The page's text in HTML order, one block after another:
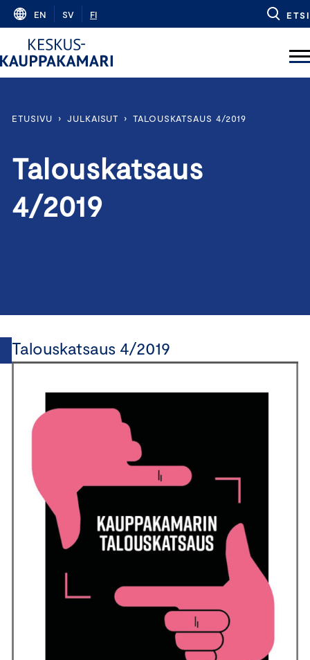
Skip
content
EN SV FI ETSI
ETUSIVU › JULKAISUT › TALOUSKATSAUS 4/2019
Talouskatsaus
4/2019
Talouskatsaus 4/2019